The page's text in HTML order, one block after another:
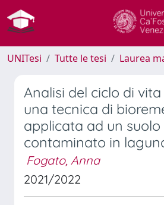
UNITesi Tutte le tesi Laurea
Analisi del ciclo di
una tecnica di
applicata ad un suolo
contaminato in
Fogato, Anna
2021/2022